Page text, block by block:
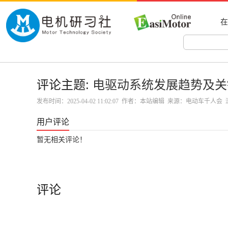
评论主题: 电驱动系统发展趋势及
发布时间：2025-04-02 11:02:07 作者：本站编辑 来源：电动车千人会
用户评论
暂无相关评论！
评论